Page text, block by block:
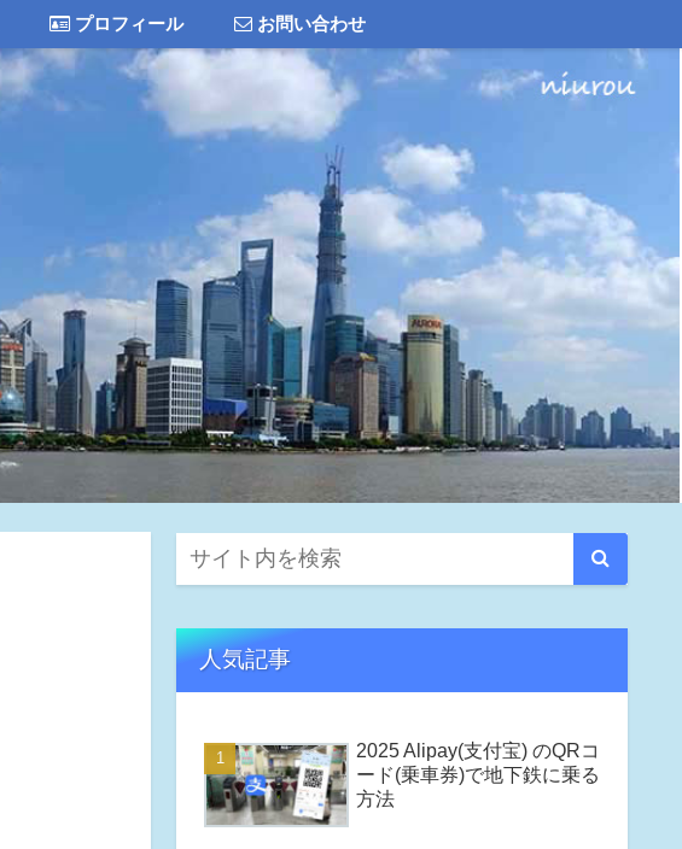
プロフィール お問い合わせ
人気記事
2025 Alipay(支付宝) のQRコ
ード(乗車券)で地下鉄に乗る
方法